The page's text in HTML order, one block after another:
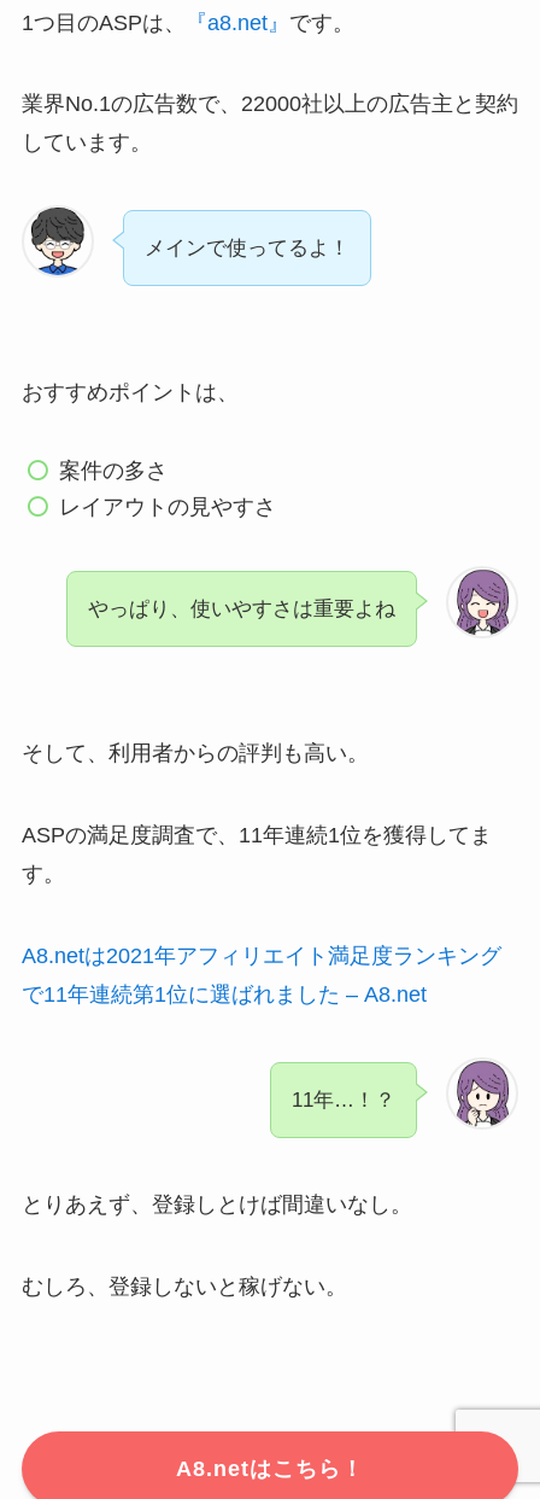
1つ目のASPは、 『a8.net』 です。
業界No.1の広告数で、22000社以上の広告主と契約
しています。
メインで使ってるよ！
おすすめポイントは、
案件の多さ
レイアウトの見やすさ
やっぱり、使いやすさは重要よね
そして、利用者からの評判も高い。
ASPの満足度調査で、11年連続1位を獲得してま
す。
A8.netは2021年アフィリエイト満足度ランキング
で11年連続第1位に選ばれました – A8.net
11年…！？
とりあえず、登録しとけば間違いなし。
むしろ、登録しないと稼げない。
A8.netはこちら！